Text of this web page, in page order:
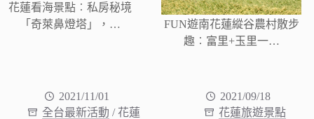
花蓮看海景點︰私房秘境
「奇萊鼻燈塔」，…
FUN遊南花蓮縱谷農村散步
趣︰富里+玉里一…
2021/11/01
全台最新活動 / 花蓮
2021/09/18
花蓮旅遊景點